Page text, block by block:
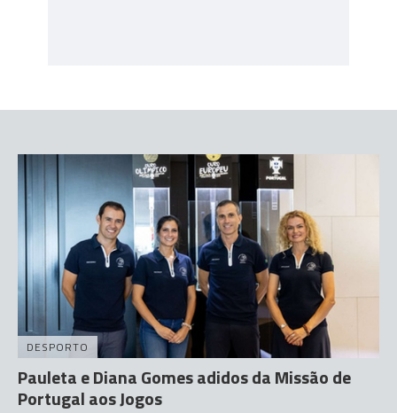
DESPORTO
Pauleta e Diana Gomes adidos da Missão de
Portugal aos Jogos